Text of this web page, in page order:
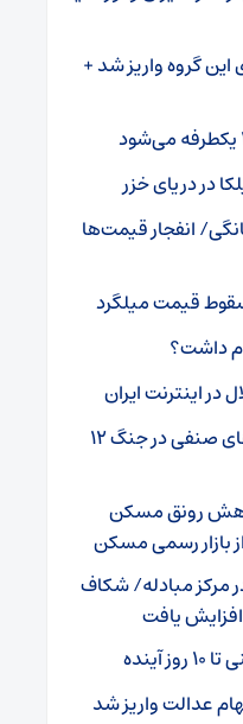
گروه واریز شد +
انفجار قیمت‌ها
قیمت میلگرد
داشت؟
در اینترنت ایران
۶۰ هزار بازرسی از واحد های صنفی در جنگ ۱۲
رونق مسکن
بازار رسمی مسکن
مرکز مبادله/ شکاف
یافت